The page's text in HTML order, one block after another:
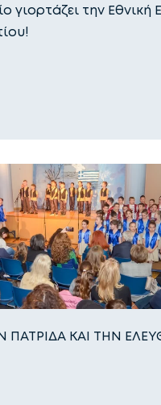
γιορτάζει την Εθνική
ΚΑΙ ΤΗΝ